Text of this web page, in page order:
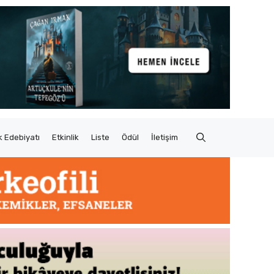
Edebiyatı Etkinlik Liste Ödül İletişim